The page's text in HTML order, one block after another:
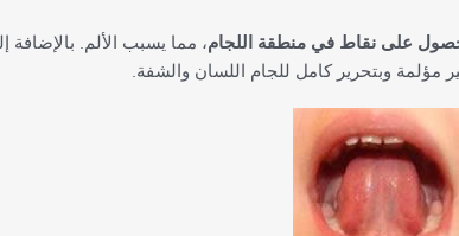
على نقاط في منطقة اللجام، مما يسبب الألم.
مؤلمة وبتحرير كامل للجام اللسان والشفة.